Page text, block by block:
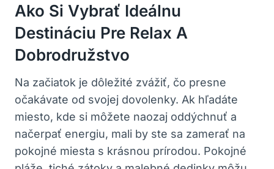
Ako Si Vybrať Ideálnu
Destináciu Pre Relax A
Dobrodružstvo
Na začiatok je dôležité zvážiť, čo presne
očakávate od svojej dovolenky. Ak hľadáte
miesto, kde si môžete naozaj oddýchnuť a
načerpať energiu, mali by ste sa zamerať na
pokojné miesta s krásnou prírodou. Pokojné